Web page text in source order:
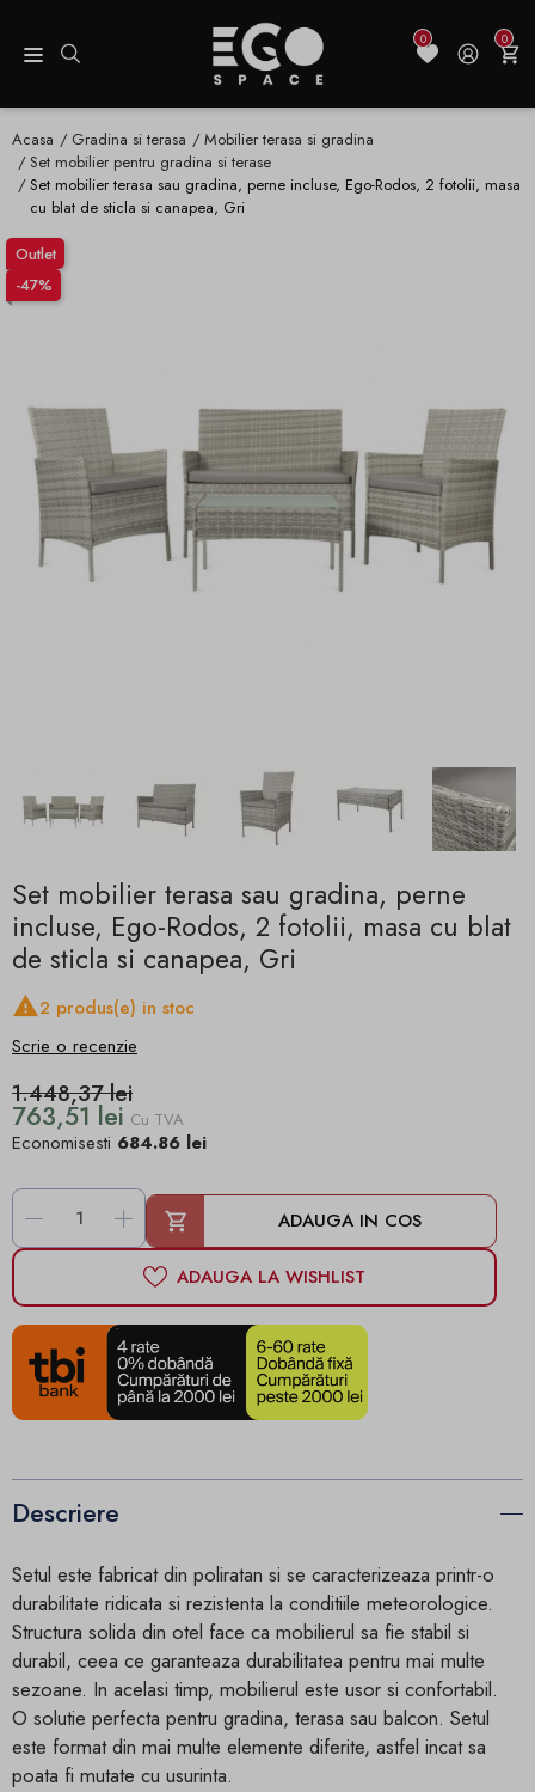
0 0
Acasa Gradina si terasa
Mobilier terasa si gradina
Set mobilier pentru gradina si terase
Set mobilier terasa sau gradina, perne incluse, Ego-Rodos, 2 fotolii, masa
cu blat de sticla si canapea, Gri
Outlet
-47%
Set mobilier terasa sau gradina, perne
incluse, Ego-Rodos, 2 fotolii, masa cu blat
de sticla si canapea, Gri
2 produs(e) in stoc
Scrie o recenzie
1.448,37 lei
763,51 lei Cu TVA
Economisesti 684.86 lei
- + ADAUGA IN COS
ADAUGA LA WISHLIST
Descriere
Setul este fabricat din poliratan si se caracterizeaza printr-o
durabilitate ridicata si rezistenta la conditiile meteorologice.
Structura solida din otel face ca mobilierul sa fie stabil si
durabil, ceea ce garanteaza durabilitatea pentru mai multe
sezoane. In acelasi timp, mobilierul este usor si confortabil.
O solutie perfecta pentru gradina, terasa sau balcon. Setul
este format din mai multe elemente diferite, astfel incat sa
poata fi mutate cu usurinta.